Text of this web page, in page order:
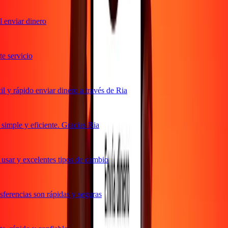
dinero
servicio
rápido enviar dinero a través de Ria
y eficiente. Gracias Ria
y excelentes tipos de cambio
son rápidas y seguras